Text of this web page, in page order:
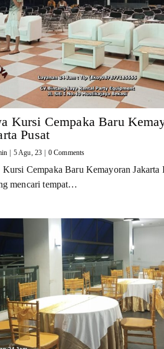
Kursi Cempaka Baru
Pusat
5Agu, 23 0 Comments
Kursi Cempaka Baru Kemayoran Jakarta
mencari tempat…